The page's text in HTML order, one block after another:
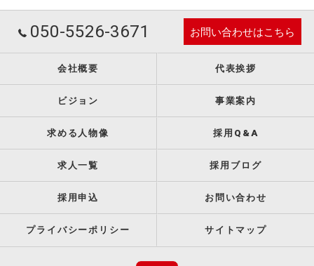
050-5526-3671 お問い合わせはこちら
会社概要 代表挨拶
ビジョン 事業案内
求める人物像 採用Q&A
求人一覧 採用ブログ
採用申込 お問い合わせ
プライバシーポリシー サイトマップ